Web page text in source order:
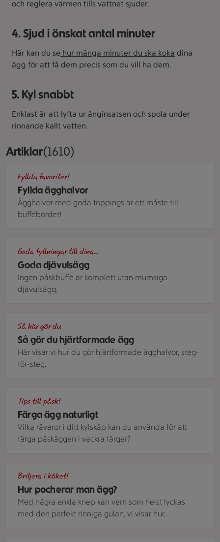
och reglera värmen tills vattnet sjuder.
4. Sjud i önskat antal minuter
Här kan du se hur många minuter du ska koka dina
ägg för att få dem precis som du vill ha dem.
5. Kyl snabbt
Enklast är att lyfta ur ånginsatsen och spola under
rinnande kallt vatten.
ArtiklarVisar 1610 stycken
(1610)
Fyllda ägghalvor
Fyllda favoriter!
Ägghalvor med goda toppings är ett måste till
buffébordet!
Goda djävulsägg
Goda fyllningar till dina...
Ingen påskbuffé är komplett utan mumsiga
djävulsägg.
Så gör du hjärtformade ägg
Så här gör du
Här visar vi hur du gör hjärtformade ägghalvor, steg-
för-steg.
Färga ägg naturligt
Tips till påsk!
Vilka råvaror i ditt kylskåp kan du använda för att
färga påskäggen i vackra färger?
Hur pocherar man ägg?
Briljera i köket!
Med några enkla knep kan vem som helst lyckas
med den perfekt rinniga gulan, vi visar hur.